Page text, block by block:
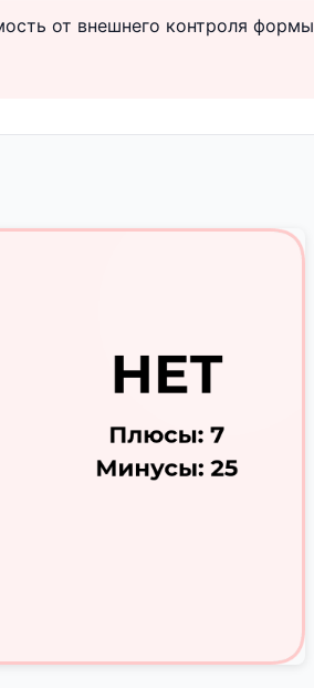
от внешнего контроля формы